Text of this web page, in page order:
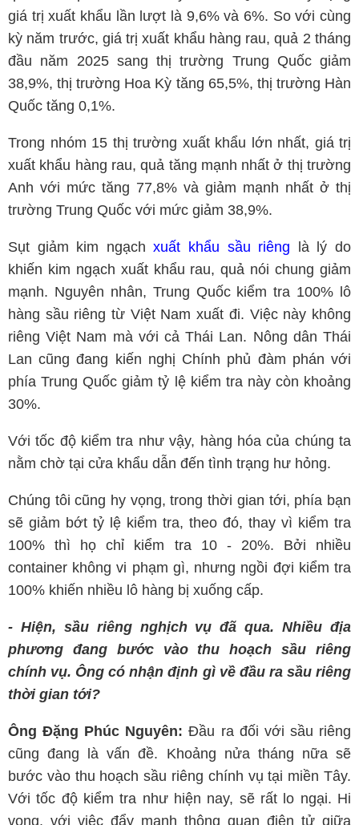
giá trị xuất khẩu lần lượt là 9,6% và 6%. So với cùng
kỳ năm trước, giá trị xuất khẩu hàng rau, quả 2 tháng
đầu năm 2025 sang thị trường Trung Quốc giảm
38,9%, thị trường Hoa Kỳ tăng 65,5%, thị trường Hàn
Quốc tăng 0,1%.
Trong nhóm 15 thị trường xuất khẩu lớn nhất, giá trị
xuất khẩu hàng rau, quả tăng mạnh nhất ở thị trường
Anh với mức tăng 77,8% và giảm mạnh nhất ở thị
trường Trung Quốc với mức giảm 38,9%.
Sụt giảm kim ngạchxuất khẩu sầu riêng là lý do
khiến kim ngạch xuất khẩu rau, quả nói chung giảm
mạnh. Nguyên nhân, Trung Quốc kiểm tra 100% lô
hàng sầu riêng từ Việt Nam xuất đi. Việc này không
riêng Việt Nam mà với cả Thái Lan. Nông dân Thái
Lan cũng đang kiến nghị Chính phủ đàm phán với
phía Trung Quốc giảm tỷ lệ kiểm tra này còn khoảng
30%.
Với tốc độ kiểm tra như vậy, hàng hóa của chúng ta
nằm chờ tại cửa khẩu dẫn đến tình trạng hư hỏng.
Chúng tôi cũng hy vọng, trong thời gian tới, phía bạn
sẽ giảm bớt tỷ lệ kiểm tra, theo đó, thay vì kiểm tra
100% thì họ chỉ kiểm tra 10 - 20%. Bởi nhiều
container không vi phạm gì, nhưng ngồi đợi kiểm tra
100% khiến nhiều lô hàng bị xuống cấp.
- Hiện, sầu riêng nghịch vụ đã qua. Nhiều địa
phương đang bước vào thu hoạch sầu riêng
chính vụ. Ông có nhận định gì về đầu ra sầu riêng
thời gian tới?
Ông Đặng Phúc Nguyên: Đầu ra đối với sầu riêng
cũng đang là vấn đề. Khoảng nửa tháng nữa sẽ
bước vào thu hoạch sầu riêng chính vụ tại miền Tây.
Với tốc độ kiểm tra như hiện nay, sẽ rất lo ngại. Hi
vọng, với việc đẩy mạnh thông quan điện tử giữa